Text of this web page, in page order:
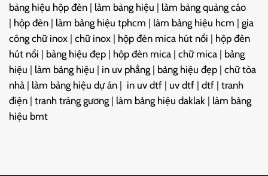
bảng hiệu hộp đèn | làm bảng hiệu | làm bảng quảng cáo
| hộp đèn | làm bảng hiệu tphcm | làm bảng hiệu hcm | gia
công chữ inox | chữ inox | hộp đèn mica hút nổi | hộp đèn
hút nổi | bảng hiệu đẹp | hộp đèn mica | chữ mica | bảng
hiệu | làm bảng hiệu | in uv phẳng | bảng hiệu đẹp | chữ tòa
nhà | làm bảng hiệu dự án | in uv dtf | uv dtf | dtf | tranh
điện | tranh tráng gương | làm bảng hiệu daklak | làm bảng
hiệu bmt